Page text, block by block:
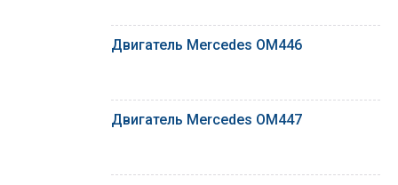
Двигатель Mercedes OM446
Двигатель Mercedes OM447